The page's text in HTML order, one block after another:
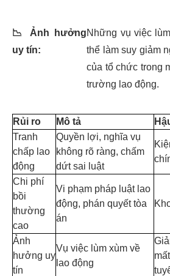
📉
Ảnh hưởng
uy tín:
Những vụ việc
thể làm suy giảm
của tổ chức trong
trường lao động.
Rủi ro Mô tả
Tranh
chấp lao
động
Quyền lợi, nghĩa vụ
không rõ ràng, chấm
dứt sai luật
Chi phí
bồi
thường
cao
Vi phạm pháp luật lao
động, phán quyết tòa
án
Ảnh
hưởng uy
tín
Vụ việc lùm xùm về
lao động